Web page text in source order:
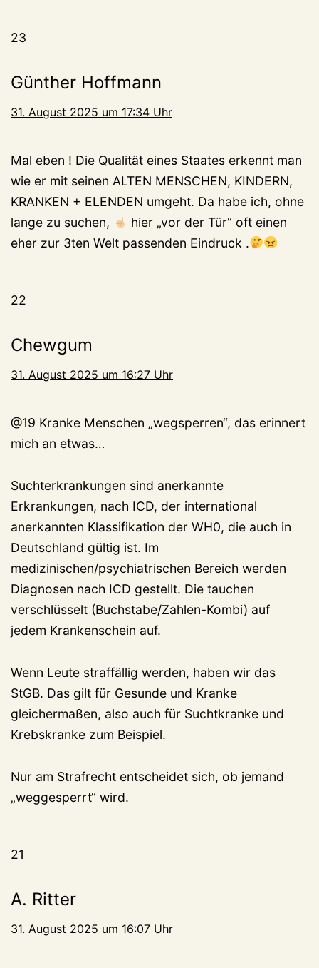
23
Günther Hoffmann
31. August 2025 um 17:34 Uhr
Mal eben ! Die Qualität eines Staates erkennt man
wie er mit seinen ALTEN MENSCHEN, KINDERN,
KRANKEN + ELENDEN umgeht. Da habe ich, ohne
lange zu suchen,
hier „vor der Tür“ oft einen
eher zur 3ten Welt passenden Eindruck .
22
Chewgum
31. August 2025 um 16:27 Uhr
@19 Kranke Menschen „wegsperren“, das erinnert
mich an etwas…
Suchterkrankungen sind anerkannte
Erkrankungen, nach ICD, der international
anerkannten Klassifikation der WH0, die auch in
Deutschland gültig ist. Im
medizinischen/psychiatrischen Bereich werden
Diagnosen nach ICD gestellt. Die tauchen
verschlüsselt (Buchstabe/Zahlen-Kombi) auf
jedem Krankenschein auf.
Wenn Leute straffällig werden, haben wir das
StGB. Das gilt für Gesunde und Kranke
gleichermaßen, also auch für Suchtkranke und
Krebskranke zum Beispiel.
Nur am Strafrecht entscheidet sich, ob jemand
„weggesperrt“ wird.
21
A. Ritter
31. August 2025 um 16:07 Uhr